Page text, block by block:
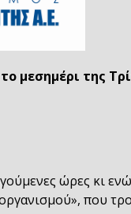
μεσημέρι της
ώρες κι
που